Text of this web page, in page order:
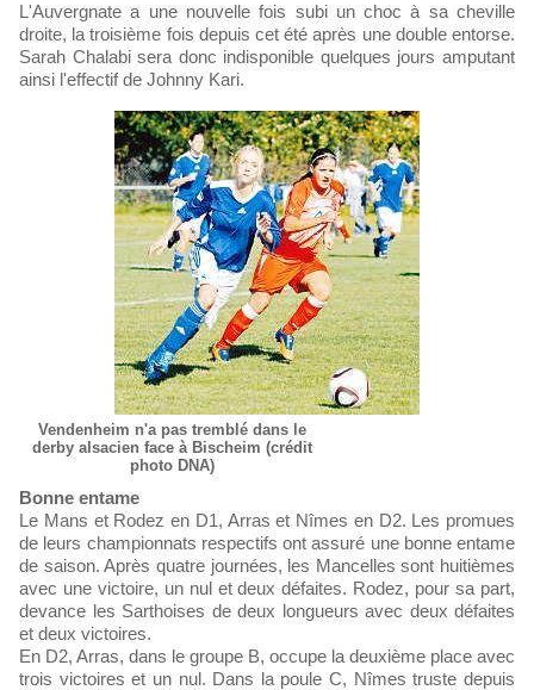
L'Auvergnate a une nouvelle fois subi un choc à sa cheville
droite, la troisième fois depuis cet été après une double entorse.
Sarah Chalabi sera donc indisponible quelques jours amputant
ainsi l'effectif de Johnny Kari.
Vendenheim n'a pas tremblé dans le
derby alsacien face à Bischeim (crédit
photo DNA)
Bonne entame
Le Mans et Rodez en D1, Arras et Nîmes en D2. Les promues
de leurs championnats respectifs ont assuré une bonne entame
de saison. Après quatre journées, les Mancelles sont huitièmes
avec une victoire, un nul et deux défaites. Rodez, pour sa part,
devance les Sarthoises de deux longueurs avec deux défaites
et deux victoires.
En D2, Arras, dans le groupe B, occupe la deuxième place avec
trois victoires et un nul. Dans la poule C, Nîmes truste depuis